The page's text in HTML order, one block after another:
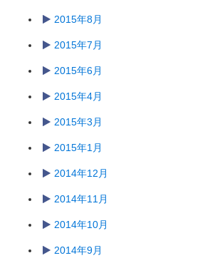
2015年8月
2015年7月
2015年6月
2015年4月
2015年3月
2015年1月
2014年12月
2014年11月
2014年10月
2014年9月